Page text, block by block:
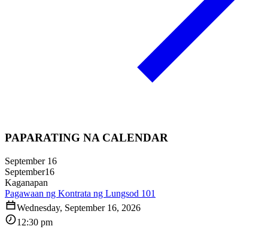
PAPARATING NA CALENDAR
September 16
September16
Kaganapan
Pagawaan ng Kontrata ng Lungsod 101
Wednesday, September 16, 2026
12:30 pm